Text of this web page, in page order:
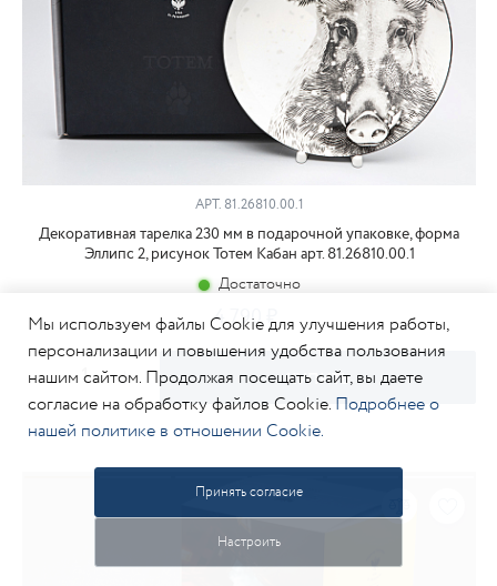
АРТ.81.26810.00.1
Декоративная тарелка 230 мм в подарочной упаковке, форма
Эллипс 2, рисунок Тотем Кабан арт. 81.26810.00.1
Достаточно
4 790
КУПИТЬ
Мы используем файлы Cookie для улучшения работы,
персонализации и повышения удобства пользования
нашим сайтом. Продолжая посещать сайт, вы даете
согласие на обработку файлов Cookie. Подробнее о
нашей политике в отношении Cookie.
Принять согласие
Настроить